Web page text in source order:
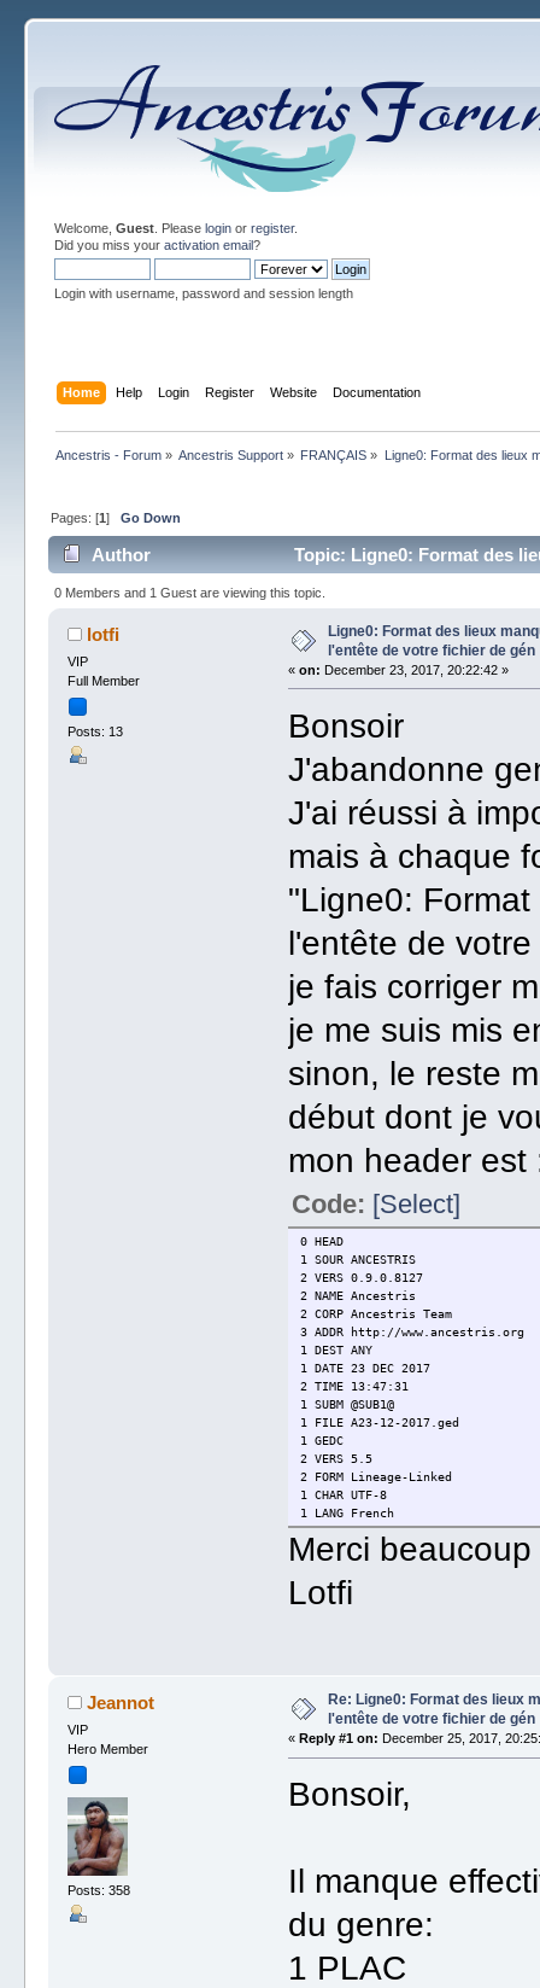
Welcome, Guest. Please loginor register.
Did you miss your activation email?
Login with username, password and session length
Home Help Login Register Website Documentation
Ancestris - Forum» Ancestris Support » FRANÇAIS » Ligne0: Format des lieux
Pages: [1] Go Down
Author
Topic: Ligne0: Format des
12434 times)
0 Members and 1 Guest are viewing this topic.
lotfi
VIP
Full Member
Posts: 13
Ligne0: Format des lieux
l'entête de votre fichier de gén
«on: December 23, 2017, 20:22:42 »
Bonsoir
J'abandonne
J'ai réussi à
mais à chaque
"Ligne0:
l'entête de
je fais corriger
je me suis mis
sinon, le reste
début dont je
mon header est
Code: [Select]
0 HEAD
1 SOUR ANCESTRIS
2 VERS 0.9.0.8127
2 NAME Ancestris
2 CORP Ancestris Team
3 ADDR http://www.ancestris.org
1 DEST ANY
1 DATE 23 DEC 2017
2 TIME 13:47:31
1 SUBM @SUB1@
1 FILE A23-12-2017.ged
1 GEDC
2 VERS 5.5
2 FORM Lineage-Linked
1 CHAR UTF-8
1 LANG French
Merci
Lotfi
Jeannot
VIP
Hero Member
Posts: 358
Re: Ligne0: Format des lieux
l'entête de votre fichier de gén
«Reply #1 on: December 25, 2017,
Bonsoir,
Il manque
du genre:
1 PLAC